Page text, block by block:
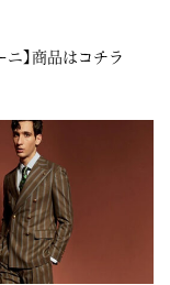
】商品はコチラ